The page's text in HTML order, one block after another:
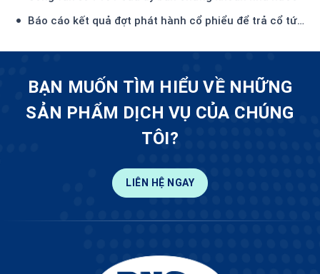
Báo cáo kết quả đợt phát hành cổ phiểu để trả cổ tức
BẠN MUỐN TÌM HIỂU VỀ NHỮNG
SẢN PHẨM DỊCH VỤ CỦA CHÚNG
TÔI?
LIÊN HỆ NGAY